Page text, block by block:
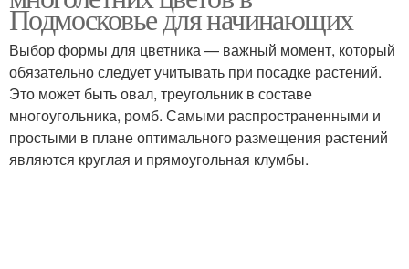
Подмосковье для начинающих
Выбор формы для цветника — важный момент, который
обязательно следует учитывать при посадке растений.
Это может быть овал, треугольник в составе
многоугольника, ромб. Самыми распространенными и
простыми в плане оптимального размещения растений
являются круглая и прямоугольная клумбы.